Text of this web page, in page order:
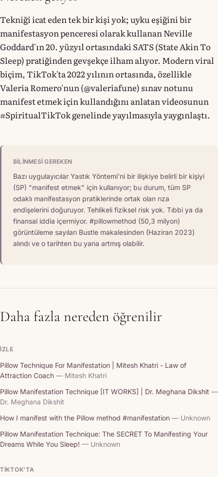
Tekniği icat eden tek bir kişi yok; uyku eşiğini bir
manifestasyon penceresi olarak kullanan Neville
Goddard'ın 20. yüzyıl ortasındaki SATS (State Akin To
Sleep) pratiğinden gevşekçe ilham alıyor. Modern viral
biçim, TikTok'ta 2022 yılının ortasında, özellikle
Valeria Romero'nun (@valeriafune) sınav notunu
manifest etmek için kullandığını anlatan videosunun
#SpiritualTikTok genelinde yayılmasıyla yaygınlaştı.
BILINMESI GEREKEN
Bazı uygulayıcılar Yastık Yöntemi'ni bir ilişkiye belirli bir kişiyi
(SP) "manifest etmek" için kullanıyor; bu durum, tüm SP
odaklı manifestasyon pratiklerinde ortak olan rıza
endişelerini doğuruyor. Tehlikeli fiziksel risk yok. Tıbbi ya da
finansal iddia içermiyor. #pillowmethod (50,3 milyon)
görüntüleme sayıları Bustle makalesinden (Haziran 2023)
alındı ve o tarihten bu yana artmış olabilir.
Daha fazla nereden öğrenilir
İZLE
Pillow Technique For Manifestation | Mitesh Khatri - Law of
Attraction Coach — Mitesh Khatri
Pillow Manifestation Technique [IT WORKS] | Dr. Meghana Dikshit —
Dr. Meghana Dikshit
How I manifest with the Pillow method #manifestation — Unknown
Pillow Manifestation Technique: The SECRET To Manifesting Your
Dreams While You Sleep! — Unknown
TIKTOK'TA